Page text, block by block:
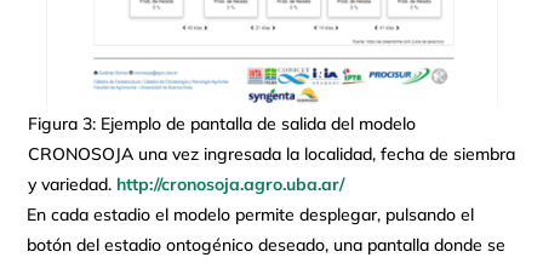
Figura 3: Ejemplo de pantalla de salida del modelo
CRONOSOJA una vez ingresada la localidad, fecha de siembra
y variedad. http://cronosoja.agro.uba.ar/
En cada estadio el modelo permite desplegar, pulsando el
botón del estadio ontogénico deseado, una pantalla donde se